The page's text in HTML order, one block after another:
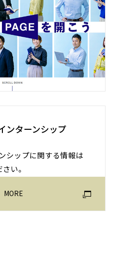
ンターンシップ
シップに関する情報は
い。
MORE